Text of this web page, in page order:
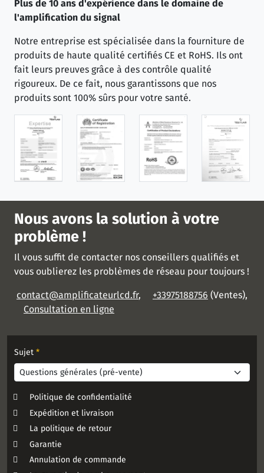
Plus de 10 ans d'expérience dans le domaine de
l'amplification du signal
Notre entreprise est spécialisée dans la fourniture de
produits de haute qualité certifiés CE et RoHS. Ils ont
fait leurs preuves grâce à des contrôle qualité
rigoureux. De ce fait, nous garantissons que nos
produits sont 100% sûrs pour votre santé.
Nous avons la solution à votre
problème !
Il vous suffit de contacter nos conseillers qualifiés et
vous oublierez les problèmes de réseau pour toujours !
contact@amplificateurlcd.fr, +33975188756 (Ventes),
Consultation en ligne
Sujet *
Politique de confidentialité
Expédition et livraison
La politique de retour
Garantie
Annulation de commande